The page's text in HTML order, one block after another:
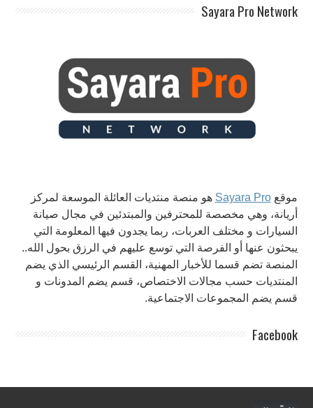
Sayara Pro Network
موقعSayara Pro هو منصة منتديات العائلة الموسعة لمركز
أريانة، وهي مخصصة للمحترفين والمبتدئين في مجال صيانة
السيارات و مختلف العربات، ربما يجدون فيها المعلومة التي
يبحثون عنها أو الفرصة التي توسع عليهم في الرزق بحول الله..
المنصة تضم قسما للأخبار المهنية، القسم الرئيسي الذي يضم
المنتديات حسب مجالات الاختصاص، قسم يضم المدونات و
قسم يضم المجموعات الاجتماعية.
Facebook